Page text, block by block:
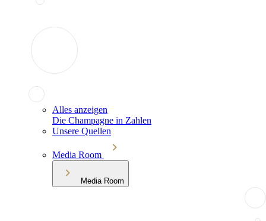
Alles anzeigen
Die Champagne in Zahlen
Unsere Quellen
Media Room
Media Room